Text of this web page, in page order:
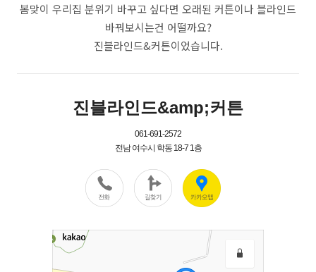
봄맞이 우리집 분위기 바꾸고 싶다면 오래된 커튼이나 블라인드
바꿔보시는건 어떨까요?
진블라인드&커튼이었습니다.